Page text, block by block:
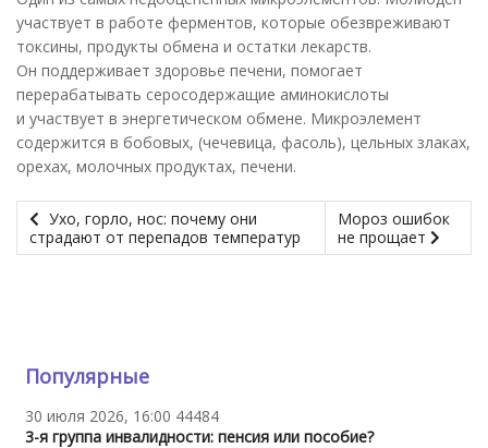
участвует в работе ферментов, которые обезвреживают
токсины, продукты обмена и остатки лекарств.
Он поддерживает здоровье печени, помогает
перерабатывать серосодержащие аминокислоты
и участвует в энергетическом обмене. Микроэлемент
содержится в бобовых, (чечевица, фасоль), цельных злаках,
орехах, молочных продуктах, печени.
Ухо, горло, нос: почему они
страдают от перепадов температур
Мороз ошибок
не прощает
Популярные
30 июля 2026, 16:00 44484
3-я группа инвалидности: пенсия или пособие?